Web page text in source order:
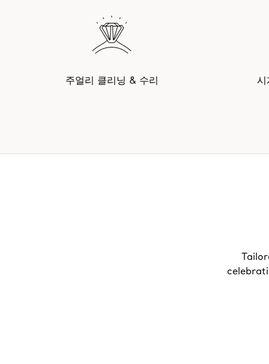
주얼리 클리닝 & 수리 시